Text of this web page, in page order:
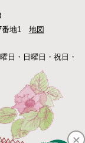
番地1 地図
日・日曜日・祝日・